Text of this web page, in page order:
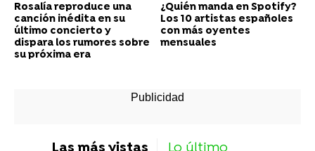
Rosalía reproduce una
canción inédita en su
último concierto y
dispara los rumores sobre
su próxima era
¿Quién manda en Spotify?
Los 10 artistas españoles
con más oyentes
mensuales